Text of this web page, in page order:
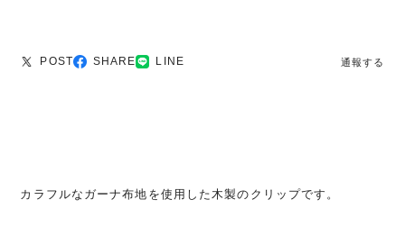
POST SHARE LINE 通報する
カラフルなガーナ布地を使用した木製のクリップです。